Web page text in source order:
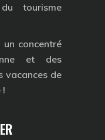
tourisme
un concentré
et des
vacances de
!